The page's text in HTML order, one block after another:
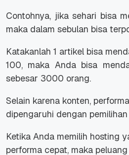
Contohnya, jika sehari bisa
maka dalam sebulan bisa
Katakanlah 1 artikel bisa
100, maka Anda bisa
sebesar 3000 orang.
Selain karena konten,
dipengaruhi dengan
Ketika Anda memilih hosting
performa cepat, maka